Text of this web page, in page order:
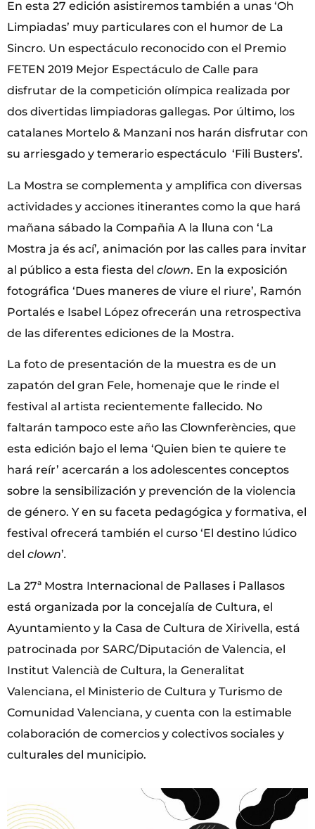
En esta 27 edición asistiremos también a unas ‘Oh
Limpiadas’ muy particulares con el humor de La
Sincro. Un espectáculo reconocido con el Premio
FETEN 2019 Mejor Espectáculo de Calle para
disfrutar de la competición olímpica realizada por
dos divertidas limpiadoras gallegas. Por último, los
catalanes Mortelo & Manzani nos harán disfrutar con
su arriesgado y temerario espectáculo ‘Fili Busters’.
La Mostra se complementa y amplifica con diversas
actividades y acciones itinerantes como la que hará
mañana sábado la Compañia A la lluna con ‘La
Mostra ja és ací’, animación por las calles para invitar
al público a esta fiesta del clown. En la exposición
fotográfica ‘Dues maneres de viure el riure’, Ramón
Portalés e Isabel López ofrecerán una retrospectiva
de las diferentes ediciones de la Mostra.
La foto de presentación de la muestra es de un
zapatón del gran Fele, homenaje que le rinde el
festival al artista recientemente fallecido. No
faltarán tampoco este año las Clownferències, que
esta edición bajo el lema ‘Quien bien te quiere te
hará reír’ acercarán a los adolescentes conceptos
sobre la sensibilización y prevención de la violencia
de género. Y en su faceta pedagógica y formativa, el
festival ofrecerá también el curso ‘El destino lúdico
del clown’.
La 27ª Mostra Internacional de Pallases i Pallasos
está organizada por la concejalía de Cultura, el
Ayuntamiento y la Casa de Cultura de Xirivella, está
patrocinada por SARC/Diputación de Valencia, el
Institut Valencià de Cultura, la Generalitat
Valenciana, el Ministerio de Cultura y Turismo de
Comunidad Valenciana, y cuenta con la estimable
colaboración de comercios y colectivos sociales y
culturales del municipio.